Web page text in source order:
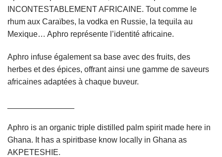
INCONTESTABLEMENT AFRICAINE. Tout comme le
rhum aux Caraïbes, la vodka en Russie, la tequila au
Mexique… Aphro représente l’identité africaine.
Aphro infuse également sa base avec des fruits, des
herbes et des épices, offrant ainsi une gamme de saveurs
africaines adaptées à chaque buveur.
Aphro is an organic triple distilled palm spirit made here in
Ghana. It has a spiritbase know locally in Ghana as
AKPETESHIE.